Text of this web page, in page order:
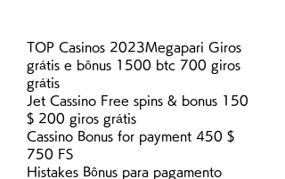
TOP Casinos 2023Megapari Giros
grátis e bônus 1500 btc 700 giros
grátis
Jet Cassino Free spins & bonus 150
$ 200 giros grátis
Cassino Bonus for payment 450 $
750 FS
Histakes Bônus para pagamento